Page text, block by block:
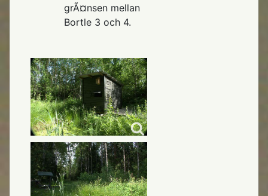
grÃ¤nsen mellan
Bortle 3 och 4.